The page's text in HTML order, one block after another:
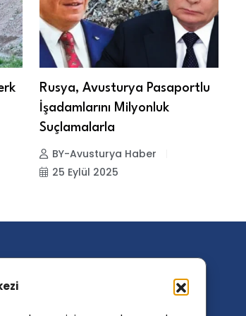
Rusya, Avusturya Pasaportlu
İşadamlarını Milyonluk
Suçlamalarla
BY-Avusturya Haber
25 Eylül 2025